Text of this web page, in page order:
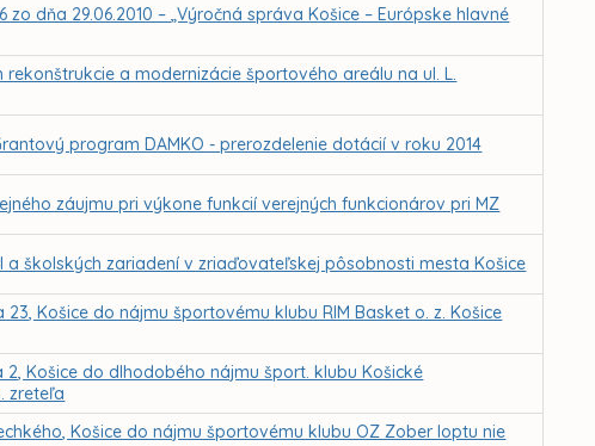
zo dňa 29.06.2010 – „Výročná správa Košice – Európske hlavné
a modernizácie športového areálu na ul. L.
program DAMKO - prerozdelenie dotácií v roku 2014
záujmu pri výkone funkcií verejných funkcionárov pri MZ
školských zariadení v zriaďovateľskej pôsobnosti mesta Košice
Košice do nájmu športovému klubu RIM Basket o. z. Košice
Košice do dlhodobého nájmu šport. klubu Košické
zreteľa
Košice do nájmu športovému klubu OZ Zober loptu nie